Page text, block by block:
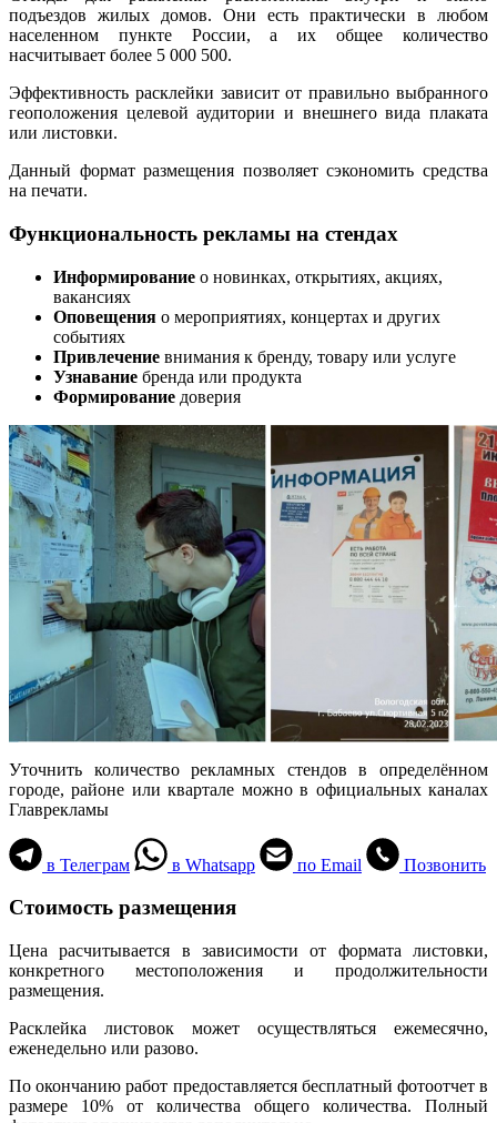
подъездов жилых домов. Они есть практически в любом
населенном пункте России, а их общее количество
насчитывает более 5 000 500.
Эффективность расклейки зависит от правильно выбранного
геоположения целевой аудитории и внешнего вида плаката
или листовки.
Данный формат размещения позволяет сэкономить средства
на печати.
Функциональность рекламы на стендах
Информирование о новинках, открытиях, акциях,
вакансиях
Оповещения о мероприятиях, концертах и других
событиях
Привлечение внимания к бренду, товару или услуге
Узнавание бренда или продукта
Формирование доверия
Уточнить количество рекламных стендов в определённом
городе, районе или квартале можно в официальных каналах
Главрекламы
в Телеграм в Whatsapp по Email Позвонить
Стоимость размещения
Цена расчитывается в зависимости от формата листовки,
конкретного местоположения и продолжительности
размещения.
Расклейка листовок может осуществляться ежемесячно,
еженедельно или разово.
По окончанию работ предоставляется бесплатный фотоотчет в
размере 10% от количества общего количества. Полный